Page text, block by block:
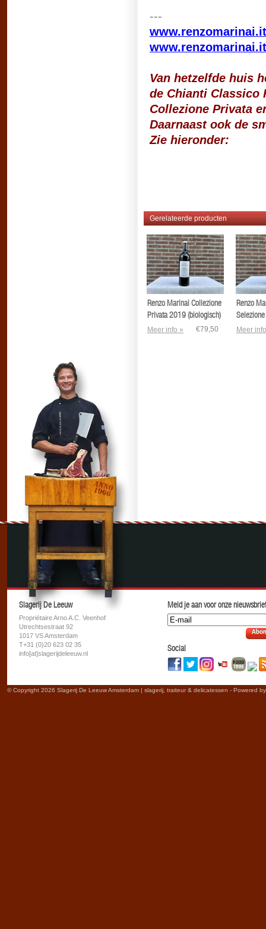
---
www.renzomarinai.it
Van hetzelfde huis
de Chianti Classico
Collezione Privata
Daarnaast ook de
Zie hieronder:
Gerelateerde producten
Renzo Marinai Collezione
Privata 2019 (biologisch)
Meer info » €79,50
Renzo
Classico
Meer
Slagerij De Leeuw
Propriétaire Arno A.C. Veenhof
Utrechtsestraat 92
1017 VS Amsterdam
T+31 (0)20 623 02 35
info[at]slagerijdeleeuw.nl
Meld je aan voor onze
Social
© Copyright 2026 Slagerij De Leeuw Amsterdam | slagerij, traiteur & delicatessen - Powered